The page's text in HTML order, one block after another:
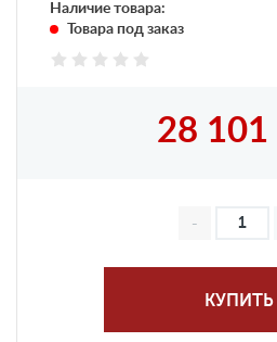
Наличие товара:
Товара под заказ
28 101
КУПИТЬ